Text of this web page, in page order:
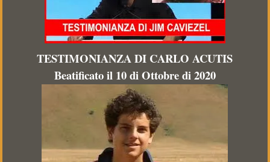
TESTIMONIANZA DI CARLO ACUTIS
Beatificato il 10 di Ottobre di 2020